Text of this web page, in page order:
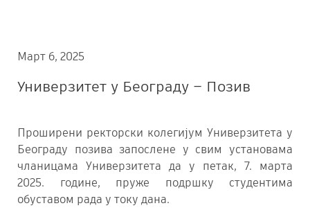
Март 6, 2025
Универзитет у Београду – Позив
Проширени ректорски колегијум Универзитета у
Београду позива запослене у свим установама
чланицама Универзитета да у петак, 7. марта
2025. године, пруже подршку студентима
обуставом рада у току дана.